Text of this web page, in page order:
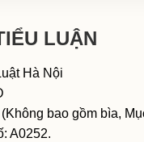
LUẬN
Hà Nội
bao gồm bìa,
A0252.